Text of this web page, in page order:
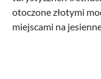
otoczone złotymi
miejscami na